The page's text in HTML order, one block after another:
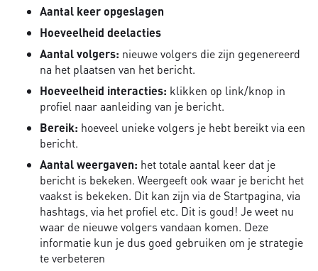
Aantal keer opgeslagen
Hoeveelheid deelacties
Aantal volgers: nieuwe volgers die zijn gegenereerd
na het plaatsen van het bericht.
Hoeveelheid interacties: klikken op link/knop in
profiel naar aanleiding van je bericht.
Bereik: hoeveel unieke volgers je hebt bereikt via een
bericht.
Aantal weergaven: het totale aantal keer dat je
bericht is bekeken. Weergeeft ook waar je bericht het
vaakst is bekeken. Dit kan zijn via de Startpagina, via
hashtags, via het profiel etc. Dit is goud! Je weet nu
waar de nieuwe volgers vandaan komen. Deze
informatie kun je dus goed gebruiken om je strategie
te verbeteren